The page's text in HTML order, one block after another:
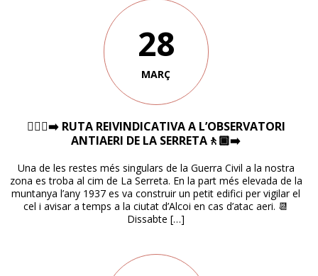
28
MARÇ
🚶🏽‍♀️‍➡️ RUTA REIVINDICATIVA A L’OBSERVATORI
ANTIAERI DE LA SERRETA🚶🏾‍➡️
Una de les restes més singulars de la Guerra Civil a la nostra
zona es troba al cim de La Serreta. En la part més elevada de la
muntanya l’any 1937 es va construir un petit edifici per vigilar el
cel i avisar a temps a la ciutat d’Alcoi en cas d’atac aeri. 📆
Dissabte […]